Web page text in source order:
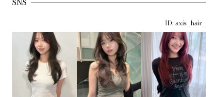
ID. axis_hair_